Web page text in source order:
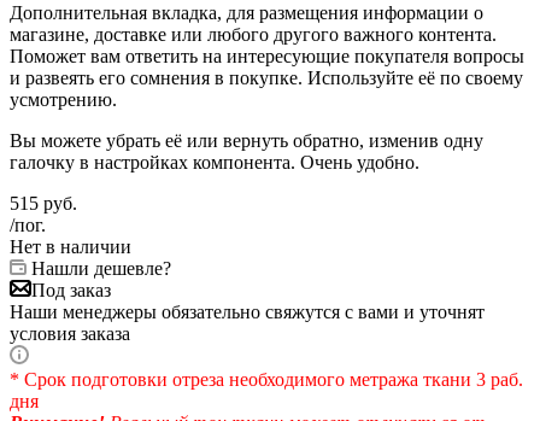
Дополнительная вкладка, для размещения информации о
магазине, доставке или любого другого важного контента.
Поможет вам ответить на интересующие покупателя вопросы
и развеять его сомнения в покупке. Используйте её по своему
усмотрению.
Вы можете убрать её или вернуть обратно, изменив одну
галочку в настройках компонента. Очень удобно.
515 руб.
/пог.
Нет в наличии
Нашли дешевле?
Под заказ
Наши менеджеры обязательно свяжутся с вами и уточнят
условия заказа
* Срок подготовки отреза необходимого метража ткани 3 раб.
дня